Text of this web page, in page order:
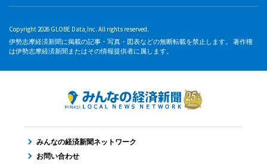
Copyright 2026 GLOBE Data,Inc. All rights reserved.
伊勢志摩経済新聞に掲載の記事・写真・図表などの無断転載を禁止します。 著作権
は伊勢志摩経済新聞またはその情報提供者に属します。
みんなの経済新聞ネットワーク
お問い合わせ